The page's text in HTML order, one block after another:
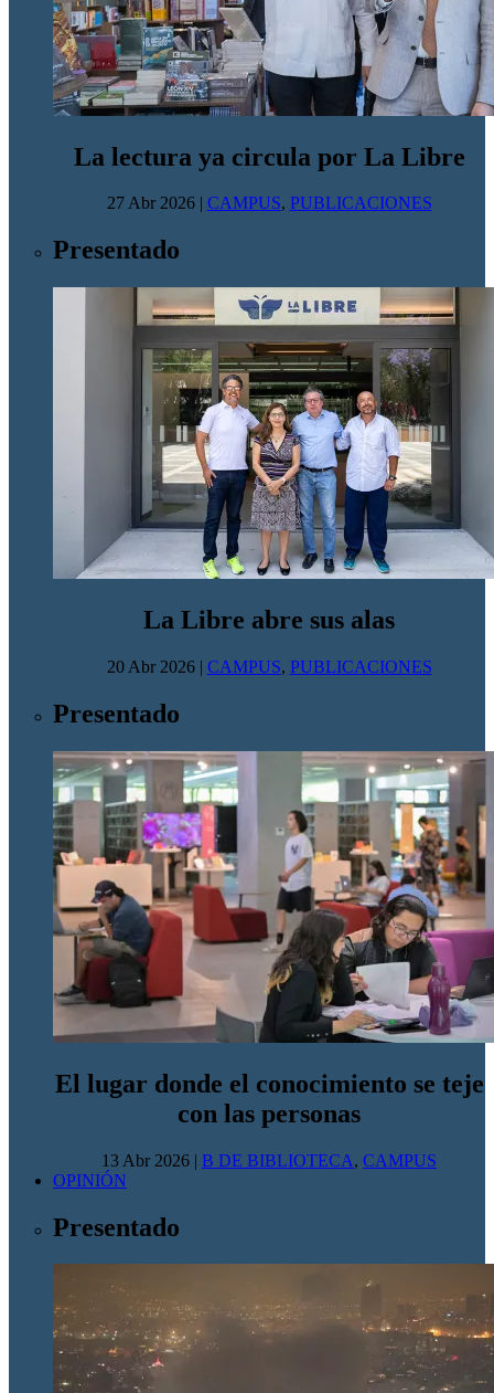
La lectura ya circula por La Libre
27 Abr 2026| CAMPUS, PUBLICACIONES
Presentado
La Libre abre sus alas
20 Abr 2026| CAMPUS, PUBLICACIONES
Presentado
El lugar donde el conocimiento se teje
con las personas
13 Abr 2026 | B DE BIBLIOTECA, CAMPUS
OPINIÓN
Presentado